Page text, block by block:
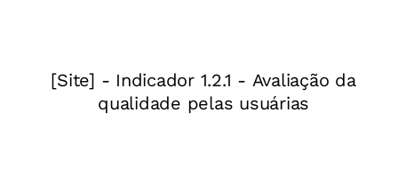
Participação comunitária: na EM Prof.
Daniel Alvarenga, em Belo Horizonte,